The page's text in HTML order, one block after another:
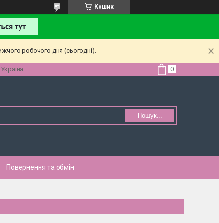
Кошик
робочого дня (сьогодні).
Пошук...
Повернення та обмін